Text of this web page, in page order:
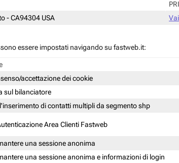
- CA94304 USA
essere impostati navigando su fastweb.it:
accettazione dei cookie
sul bilanciatore
di contatti multipli da segmento shp
Area Clienti Fastweb
una sessione anonima
una sessione anonima e informazioni di login